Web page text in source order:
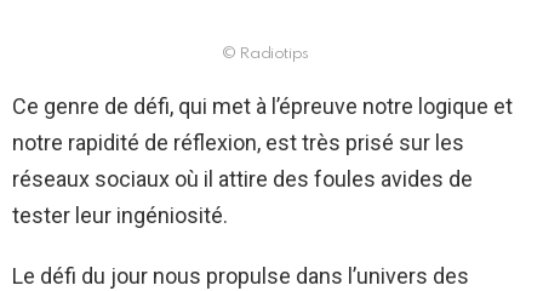
© Radiotips
Ce genre de défi, qui met à l’épreuve notre logique et
notre rapidité de réflexion, est très prisé sur les
réseaux sociaux où il attire des foules avides de
tester leur ingéniosité.
Le défi du jour nous propulse dans l’univers des